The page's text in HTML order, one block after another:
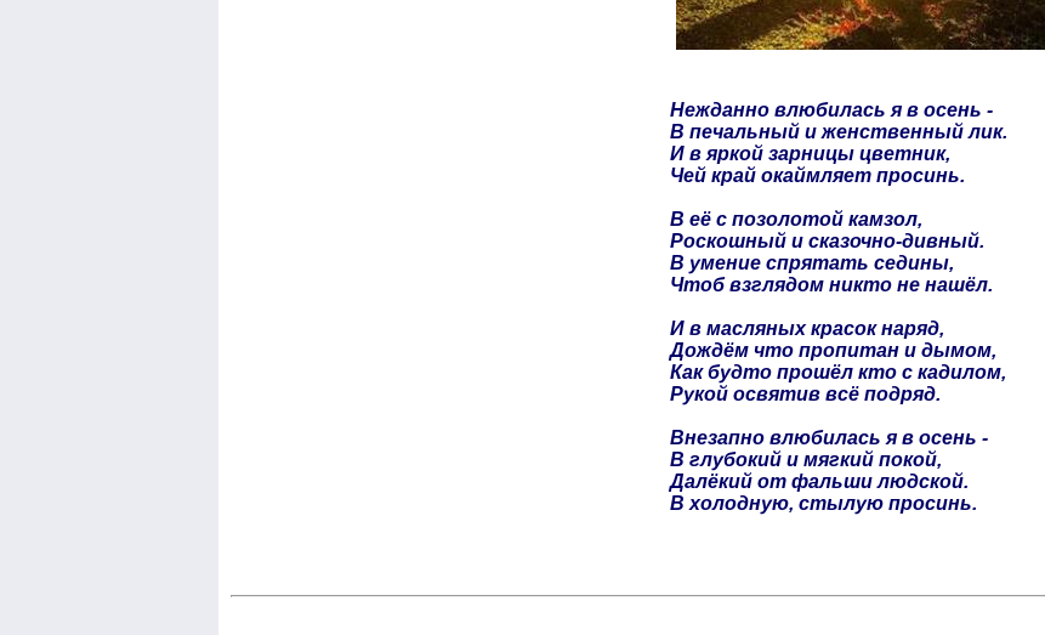
Нежданно влюбилась я в осень -
В печальный и женственный лик.
И в яркой зарницы цветник,
Чей край окаймляет просинь.
В её с позолотой камзол,
Роскошный и сказочно-дивный.
В умение спрятать седины,
Чтоб взглядом никто не нашёл.
И в масляных красок наряд,
Дождём что пропитан и дымом,
Как будто прошёл кто с кадилом,
Рукой освятив всё подряд.
Внезапно влюбилась я в осень -
В глубокий и мягкий покой,
Далёкий от фальши людской.
В холодную, стылую просинь.